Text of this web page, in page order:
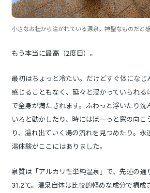
小さなお社から注がれている源泉。神聖なものだと
もう本当に最高（2度目）。
最初はちょっと冷たい。だけどすぐ体になじ
感じることもなく、延々と浸かっていられる
で全身が満たされます。ふわっと浮いたり沈
いろと動かしたり、時にはぼーっと窓の向こ
り、溢れ出ていく湯の流れを見つめたり。永
湯体験がここにはありました。
泉質は「アルカリ性単純温泉」で、先述の通
31.2℃。温泉自体は比較的軽めな成分で構成